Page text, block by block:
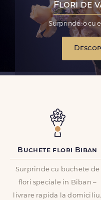
Flori de
Surprinde-o cu
Buchete flori Biban
Surprinde cu buchete de
flori speciale in Biban –
livrare rapida la domiciliu.